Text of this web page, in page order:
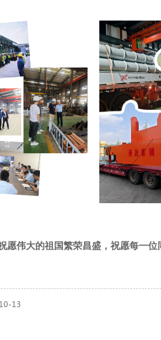
愿伟大的祖国繁荣昌盛，祝愿每一位
13